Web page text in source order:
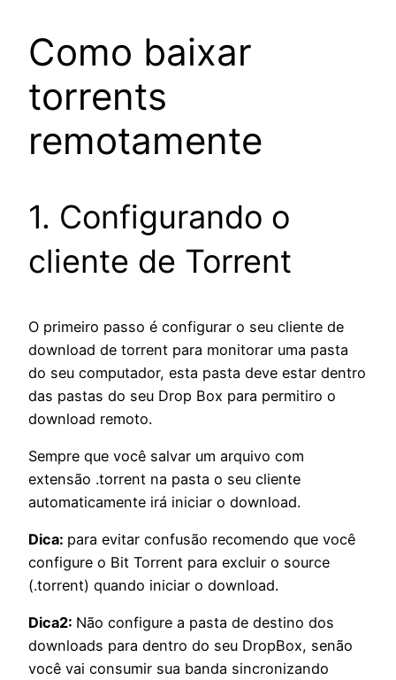
Como baixar
torrents
remotamente
1. Configurando o
cliente de Torrent
O primeiro passo é configurar o seu cliente de
download de torrent para monitorar uma pasta
do seu computador, esta pasta deve estar dentro
das pastas do seu Drop Box para permitiro o
download remoto.
Sempre que você salvar um arquivo com
extensão .torrent na pasta o seu cliente
automaticamente irá iniciar o download.
Dica: para evitar confusão recomendo que você
configure o Bit Torrent para excluir o source
(.torrent) quando iniciar o download.
Dica2: Não configure a pasta de destino dos
downloads para dentro do seu DropBox, senão
você vai consumir sua banda sincronizando